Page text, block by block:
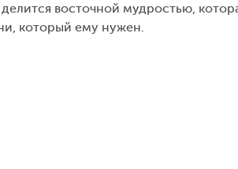
восточной мудростью,
который ему нужен.